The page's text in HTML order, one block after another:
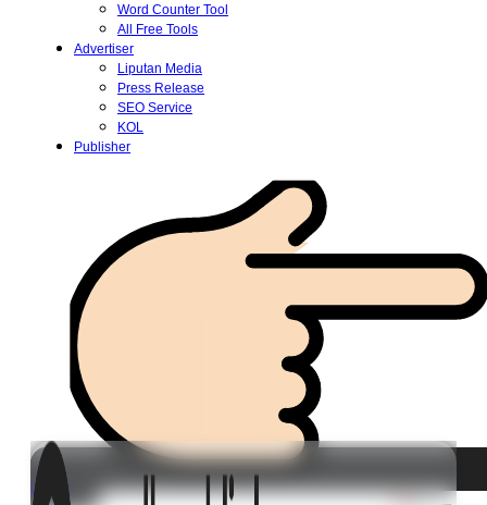
Word Counter Tool
All Free Tools
Advertiser
Liputan Media
Press Release
SEO Service
KOL
Publisher
Login